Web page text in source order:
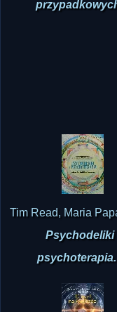
Tim Read, Maria
Psychodeliki
psychoterapia.